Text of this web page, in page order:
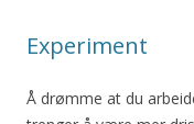
Experiment
Å drømme at du